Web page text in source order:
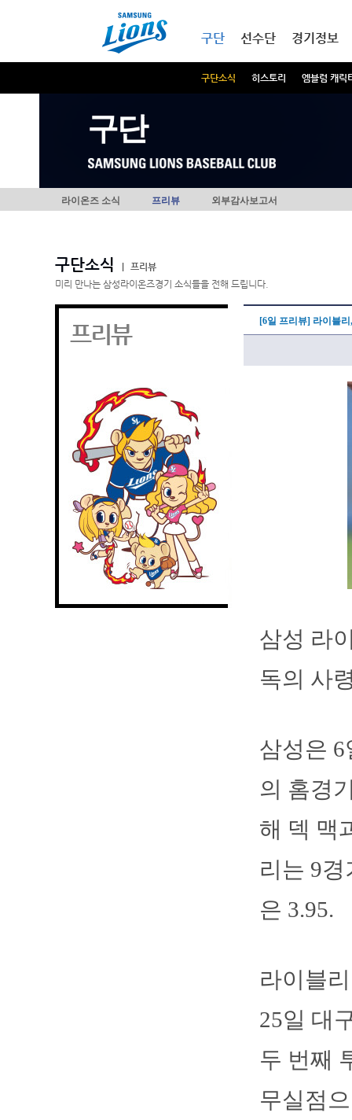
구단
구단소식 히스토리 엠블럼 캐릭
선수단 경기정보
구단
라이온즈 소식 프리뷰 외부감사보고서
구단소식
프리뷰
미리 만나는 삼성라이온즈경기 소식들을 전해 드립니다.
프리뷰 [6일 프리뷰] 라이블
삼성 라
독의 사
삼성은
의 홈경
해 덱 맥
리는 9
은 3.95.
라이블
25일 대
두 번째
무실점